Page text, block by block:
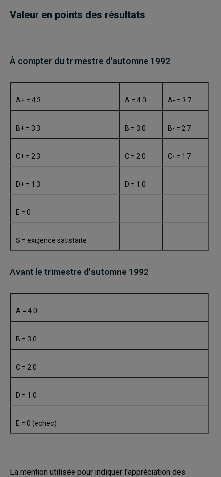
Valeur en points des résultats
À compter du trimestre d'automne 1992
A+ = 4.3 A = 4.0 A- = 3.7
B+ = 3.3 B = 3.0 B- = 2.7
C+ = 2.3 C = 2.0 C- = 1.7
D+ = 1.3 D = 1.0
E = 0
S = exigence satisfaite
Avant le trimestre d'automne 1992
A = 4.0
B = 3.0
C = 2.0
D = 1.0
E = 0 (échec)
La mention utilisée pour indiquer l'appréciation des